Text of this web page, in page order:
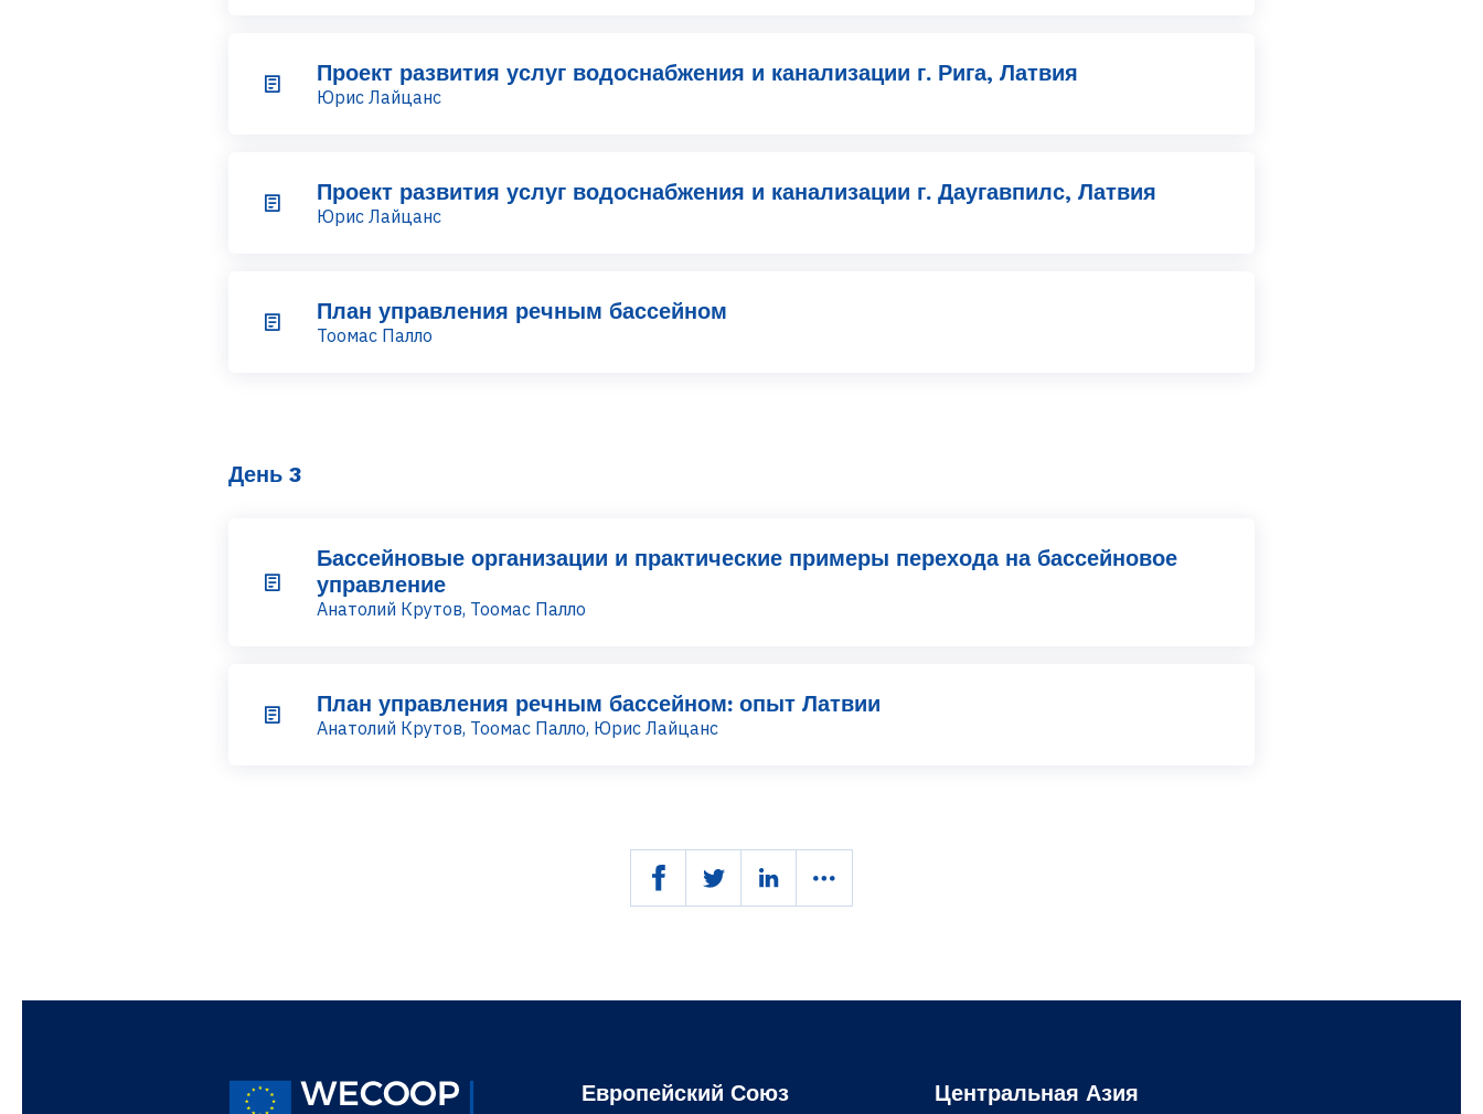
Проект развития услуг водоснабжения и канализации г. Рига, Латвия
Юрис Лайцанс
Проект развития услуг водоснабжения и канализации г. Даугавпилс, Латвия
Юрис Лайцанс
План управления речным бассейном
Тоомас Палло
День 3
Бассейновые организации и практические примеры перехода на бассейновое
управление
Анатолий Крутов, Тоомас Палло
План управления речным бассейном: опыт Латвии
Анатолий Крутов, Тоомас Палло, Юрис Лайцанс
Европейский Союз Центральная Азия